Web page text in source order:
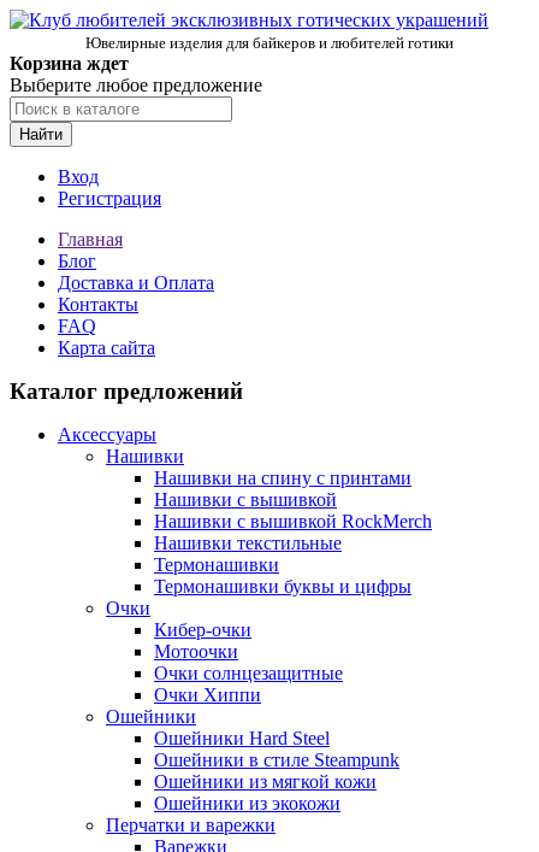
Ювелирные изделия для байкеров и любителей готики
Корзина ждет
Выберите любое предложение
Найти
Вход
Регистрация
Главная
Блог
Доставка и Оплата
Контакты
FAQ
Карта сайта
Каталог предложений
Аксессуары
Нашивки
Нашивки на спину с принтами
Нашивки с вышивкой
Нашивки с вышивкой RockMerch
Нашивки текстильные
Термонашивки
Термонашивки буквы и цифры
Очки
Кибер-очки
Мотоочки
Очки солнцезащитные
Очки Хиппи
Ошейники
Ошейники Hard Steel
Ошейники в стиле Steampunk
Ошейники из мягкой кожи
Ошейники из экокожи
Перчатки и варежки
Варежки